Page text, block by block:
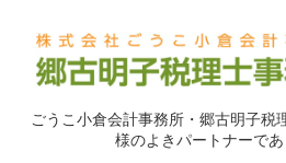
ごうこ小倉会計事務所・郷古明子税
様のよきパートナーであ